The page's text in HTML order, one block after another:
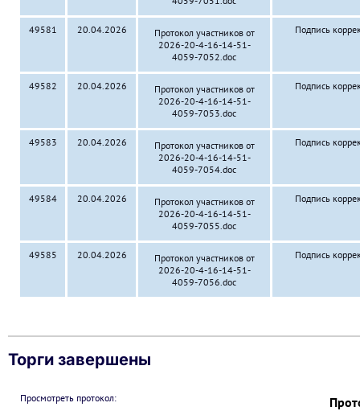
49581 20.04.2026
Протокол участников от
2026-20-4-16-14-51-
4059-7052.doc
Подпись
49582 20.04.2026
Протокол участников от
2026-20-4-16-14-51-
4059-7053.doc
Подпись
49583 20.04.2026
Протокол участников от
2026-20-4-16-14-51-
4059-7054.doc
Подпись
49584 20.04.2026
Протокол участников от
2026-20-4-16-14-51-
4059-7055.doc
Подпись
49585 20.04.2026
Протокол участников от
2026-20-4-16-14-51-
4059-7056.doc
Подпись
Торги завершены
Просмотреть протокол: